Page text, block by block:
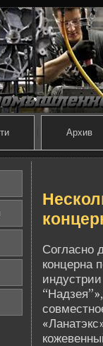
Архив
Согласно
концерна